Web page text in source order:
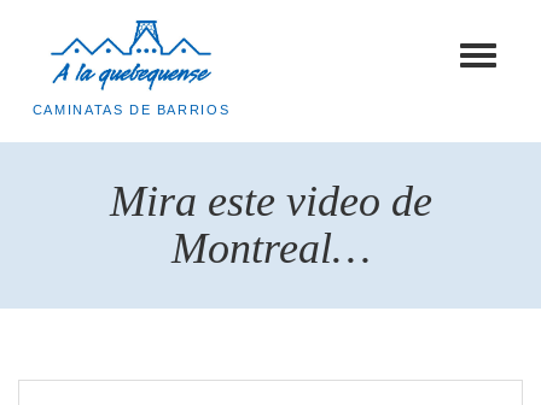
Toggle
CAMINATAS DE BARRIOS
Mira este video de
Montreal…